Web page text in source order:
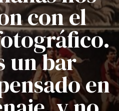
con el
un bar
en